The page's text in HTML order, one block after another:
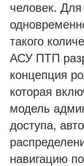
человек.
такого
АСУ ПТП
концепция
которая
модель
доступа,
навигацию